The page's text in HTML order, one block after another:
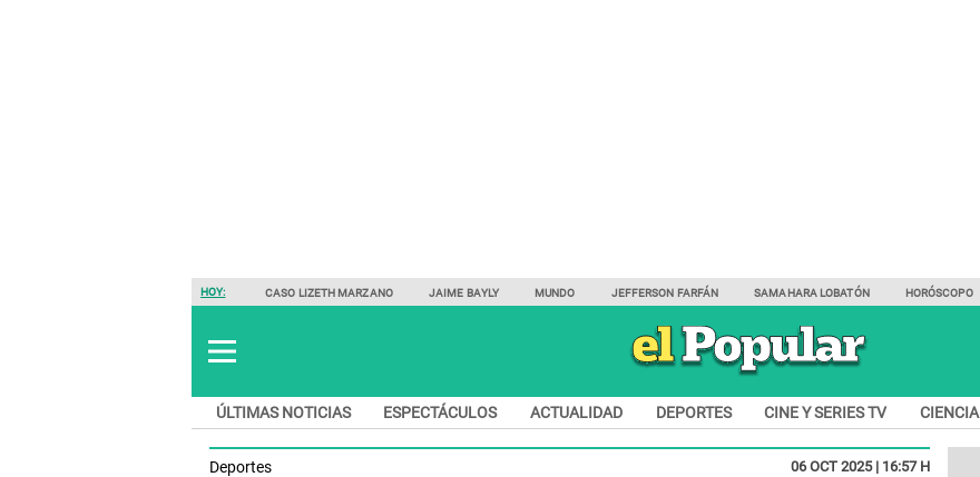
HOY: CASO LIZETH MARZANO JAIME BAYLY MUNDO JEFFERSON FARFÁN SAMAHARA LOBATÓN HORÓSCOPO
ÚLTIMAS NOTICIAS ESPECTÁCULOS ACTUALIDAD DEPORTES CINE Y SERIES TV CIENCIA
Deportes 06 OCT 2025 | 16:57 H